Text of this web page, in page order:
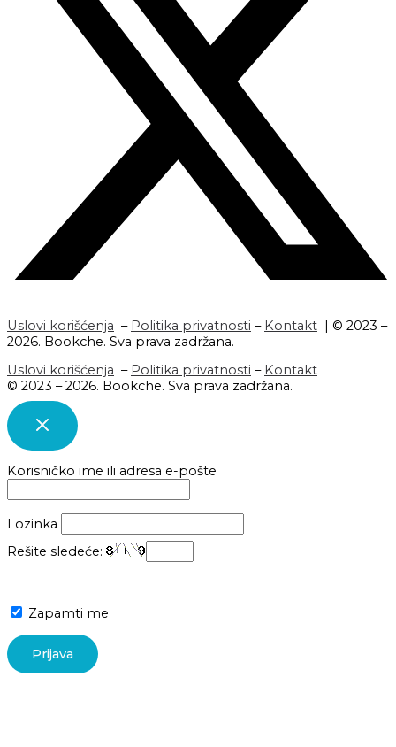
Uslovi korišćenja – Politika privatnosti – Kontakt | © 2023 –
2026. Bookche. Sva prava zadržana.
Uslovi korišćenja – Politika privatnosti – Kontakt
© 2023 – 2026. Bookche. Sva prava zadržana.
Korisničko ime ili adresa e-pošte
Lozinka
Rešite sledeće:
Zapamti me